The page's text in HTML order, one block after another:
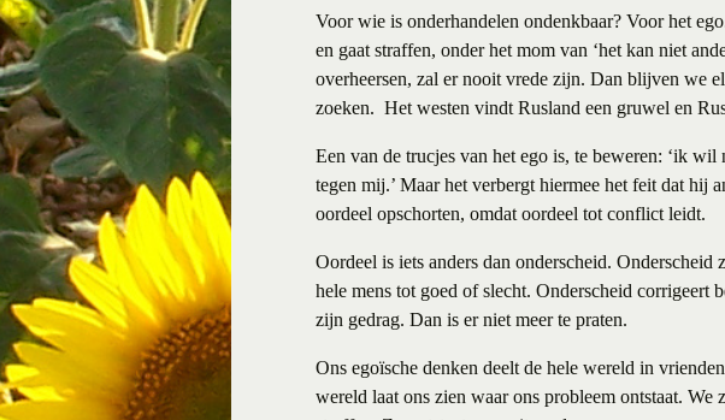
Voor wie is onderhandelen ondenkbaar? Voor het
en gaat straffen, onder het mom van ‘het kan niet
overheersen, zal er nooit vrede zijn. Dan blijven we
zoeken. Het westen vindt Rusland een gruwel en
Een van de trucjes van het ego is, te beweren: ‘ik
tegen mij.’ Maar het verbergt hiermee het feit dat hij
oordeel opschorten, omdat oordeel tot conflict leidt.
Oordeel is iets anders dan onderscheid.
hele mens tot goed of slecht. Onderscheid corrigeert
zijn gedrag. Dan is er niet meer te praten.
Ons egoïsche denken deelt de hele wereld in
wereld laat ons zien waar ons probleem ontstaat. We